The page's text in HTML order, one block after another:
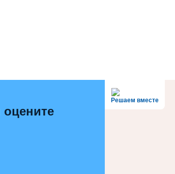
Решаем вместе